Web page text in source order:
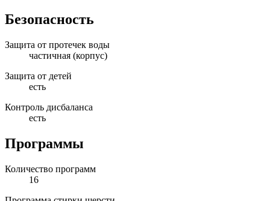
Безопасность
Защита от протечек воды
частичная (корпус)
Защита от детей
есть
Контроль дисбаланса
есть
Программы
Количество программ
16